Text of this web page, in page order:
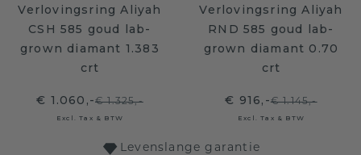
Verlovingsring Aliyah
CSH 585 goud lab-
grown diamant 1.383
crt
€ 1.060,-€ 1.325,-
Excl. Tax & BTW
Verlovingsring Aliyah
RND 585 goud lab-
grown diamant 0.70
crt
€ 916,-€ 1.145,-
Excl. Tax & BTW
Levenslange garantie